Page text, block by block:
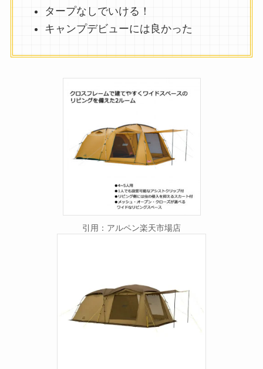
タープなしでいける！
キャンプデビューには良かった
引用：アルペン楽天市場店